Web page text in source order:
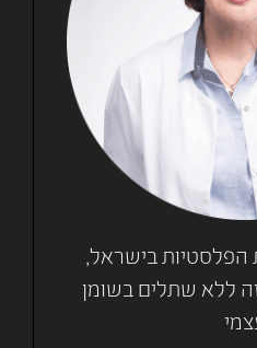
הפלסטיות בישראל,
ללא שתלים בשומן